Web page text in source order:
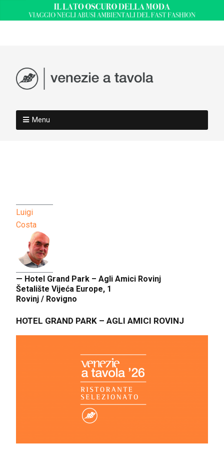
Menu
Luigi
Costa
— Hotel Grand Park – Agli Amici Rovinj
Šetalište Vijeća Europe, 1
Rovinj / Rovigno
HOTEL GRAND PARK – AGLI AMICI ROVINJ